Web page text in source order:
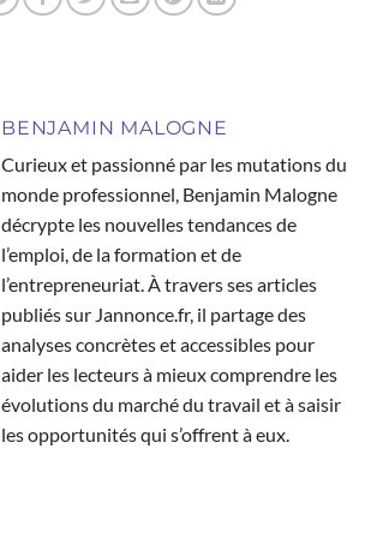
BENJAMIN MALOGNE
Curieux et passionné par les mutations du
monde professionnel, Benjamin Malogne
décrypte les nouvelles tendances de
l’emploi, de la formation et de
l’entrepreneuriat. À travers ses articles
publiés sur Jannonce.fr, il partage des
analyses concrètes et accessibles pour
aider les lecteurs à mieux comprendre les
évolutions du marché du travail et à saisir
les opportunités qui s’offrent à eux.